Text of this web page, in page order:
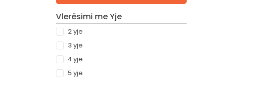
Vlerësimi me Yje
2 yje
3 yje
4 yje
5 yje